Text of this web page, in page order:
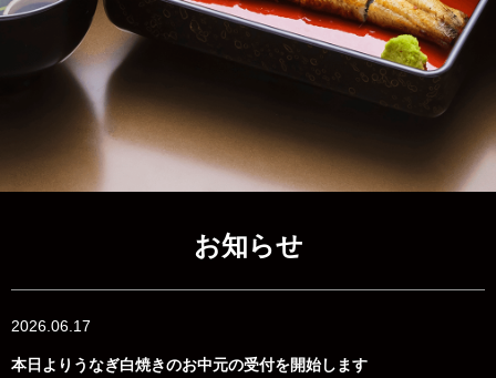
お知らせ
2026.06.17
本日よりうなぎ白焼きのお中元の受付を開始します